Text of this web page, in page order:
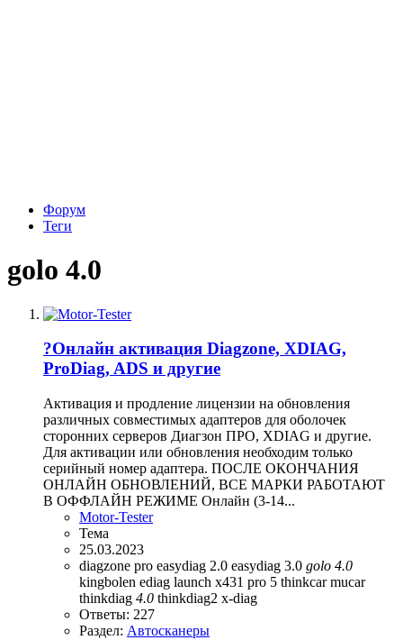
Форум
Теги
golo 4.0
?Онлайн активация Diagzone, XDIAG,
ProDiag, ADS и другие
Активация и продление лицензии на обновления
различных совместимых адаптеров для оболочек
сторонних серверов Диагзон ПРО, XDIAG и другие.
Для активации или обновления необходим только
серийный номер адаптера. ПОСЛЕ ОКОНЧАНИЯ
ОНЛАЙН ОБНОВЛЕНИЙ, ВСЕ МАРКИ РАБОТАЮТ
В ОФФЛАЙН РЕЖИМЕ Онлайн (3-14...
Motor-Tester
Тема
25.03.2023
diagzone pro easydiag 2.0 easydiag 3.0 golo 4.0
kingbolen ediag launch x431 pro 5 thinkcar mucar
thinkdiag 4.0 thinkdiag2 x-diag
Ответы: 227
Раздел: Автосканеры